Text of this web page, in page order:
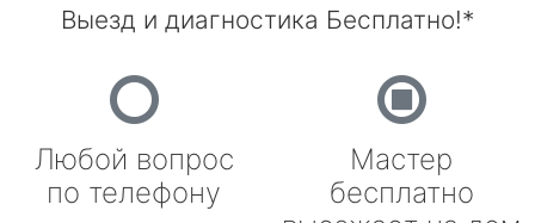
Выезд и диагностика Бесплатно!*
Любой вопрос
по телефону
Мастер
бесплатно